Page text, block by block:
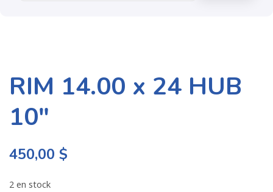
RIM 14.00 x 24 HUB
10″
450,00 $
2 en stock